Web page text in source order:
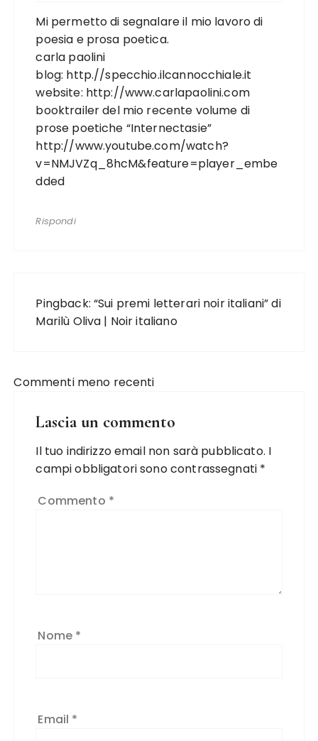
Mi permetto di segnalare il mio lavoro di
poesia e prosa poetica.
carla paolini
blog: http.//specchio.ilcannocchiale.it
website: http://www.carlapaolini.com
booktrailer del mio recente volume di
prose poetiche “Internectasie”
http://www.youtube.com/watch?
v=NMJVZq_8hcM&feature=player_embe
dded
Rispondi
Pingback: “Sui premi letterari noir italiani” di
Marilù Oliva | Noir italiano
Commenti meno recenti
Lascia un commento
Il tuo indirizzo email non sarà pubblicato. I
campi obbligatori sono contrassegnati *
Commento *
Nome *
Email *